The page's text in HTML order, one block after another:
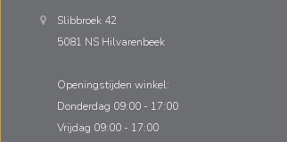
Slibbroek 42
5081 NS Hilvarenbeek
Openingstijden winkel:
Donderdag 09:00 - 17:00
Vrijdag 09:00 - 17:00